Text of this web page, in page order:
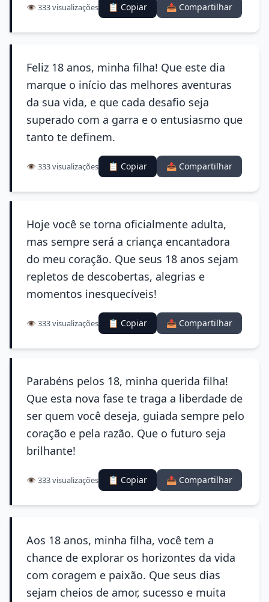
👁️ 333 visualizações 📋 Copiar 📤 Compartilhar
Feliz 18 anos, minha filha! Que este dia
marque o início das melhores aventuras
da sua vida, e que cada desafio seja
superado com a garra e o entusiasmo que
tanto te definem.
👁️ 333 visualizações 📋 Copiar 📤 Compartilhar
Hoje você se torna oficialmente adulta,
mas sempre será a criança encantadora
do meu coração. Que seus 18 anos sejam
repletos de descobertas, alegrias e
momentos inesquecíveis!
👁️ 333 visualizações 📋 Copiar 📤 Compartilhar
Parabéns pelos 18, minha querida filha!
Que esta nova fase te traga a liberdade de
ser quem você deseja, guiada sempre pelo
coração e pela razão. Que o futuro seja
brilhante!
👁️ 333 visualizações 📋 Copiar 📤 Compartilhar
Aos 18 anos, minha filha, você tem a
chance de explorar os horizontes da vida
com coragem e paixão. Que seus dias
sejam cheios de amor, sucesso e muita